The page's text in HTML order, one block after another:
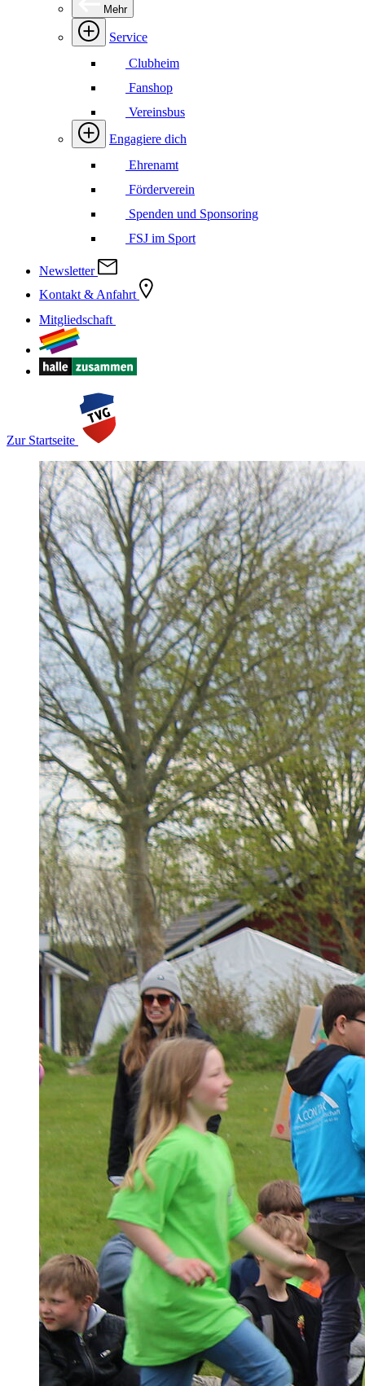
Mehr
Service
Clubheim
Fanshop
Vereinsbus
Engagiere dich
Ehrenamt
Förderverein
Spenden und Sponsoring
FSJ im Sport
Newsletter
Kontakt & Anfahrt
Mitgliedschaft
Zur Startseite